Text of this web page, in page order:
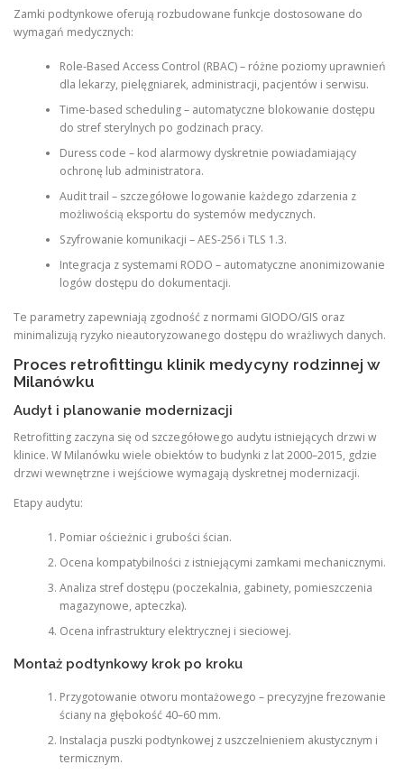
Zamki podtynkowe oferują rozbudowane funkcje dostosowane do
wymagań medycznych:
Role-Based Access Control (RBAC) – różne poziomy uprawnień
dla lekarzy, pielęgniarek, administracji, pacjentów i serwisu.
Time-based scheduling – automatyczne blokowanie dostępu
do stref sterylnych po godzinach pracy.
Duress code – kod alarmowy dyskretnie powiadamiający
ochronę lub administratora.
Audit trail – szczegółowe logowanie każdego zdarzenia z
możliwością eksportu do systemów medycznych.
Szyfrowanie komunikacji – AES-256 i TLS 1.3.
Integracja z systemami RODO – automatyczne anonimizowanie
logów dostępu do dokumentacji.
Te parametry zapewniają zgodność z normami GIODO/GIS oraz
minimalizują ryzyko nieautoryzowanego dostępu do wrażliwych danych.
Proces retrofittingu klinik medycyny rodzinnej w
Milanówku
Audyt i planowanie modernizacji
Retrofitting zaczyna się od szczegółowego audytu istniejących drzwi w
klinice. W Milanówku wiele obiektów to budynki z lat 2000–2015, gdzie
drzwi wewnętrzne i wejściowe wymagają dyskretnej modernizacji.
Etapy audytu:
Pomiar ościeżnic i grubości ścian.
Ocena kompatybilności z istniejącymi zamkami mechanicznymi.
Analiza stref dostępu (poczekalnia, gabinety, pomieszczenia
magazynowe, apteczka).
Ocena infrastruktury elektrycznej i sieciowej.
Montaż podtynkowy krok po kroku
Przygotowanie otworu montażowego – precyzyjne frezowanie
ściany na głębokość 40–60 mm.
Instalacja puszki podtynkowej z uszczelnieniem akustycznym i
termicznym.